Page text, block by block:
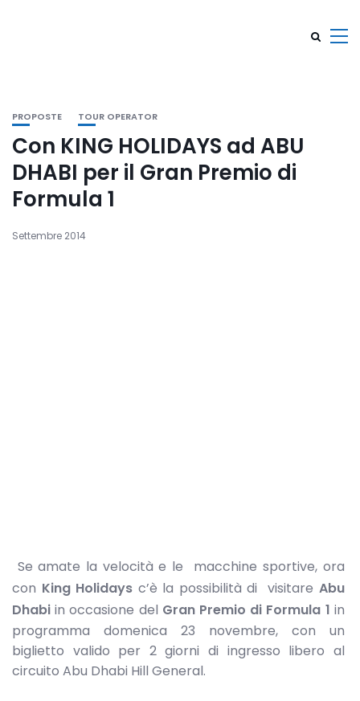
PROPOSTE TOUR OPERATOR
Con KING HOLIDAYS ad ABU
DHABI per il Gran Premio di
Formula 1
Settembre 2014
Se amate la velocità e le macchine sportive, ora
con King Holidays c’è la possibilità di visitare Abu
Dhabiin occasione del Gran Premio di Formula 1 in
programma domenica 23 novembre, con un
biglietto valido per 2 giorni di ingresso libero al
circuito Abu Dhabi Hill General.